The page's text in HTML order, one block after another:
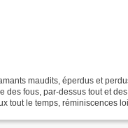
maudits, éperdus et
des fous, par-dessus tout et
tout le temps, réminiscences